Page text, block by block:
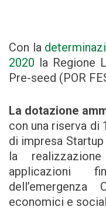
Con la
2020 la Regione
Pre-seed (POR
La dotazione
con una riserva
di impresa
la
applicazioni
economici e